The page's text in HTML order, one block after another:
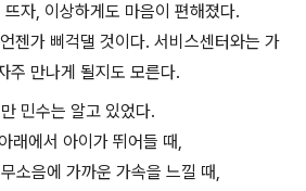
자, 이상하게도 마음이 편해졌다.
젠가 삐걱댈 것이다. 서비스센터와는 가
주 만나게 될지도 모른다.
민수는 알고 있었다.
래에서 아이가 뛰어들 때,
소음에 가까운 가속을 느낄 때,